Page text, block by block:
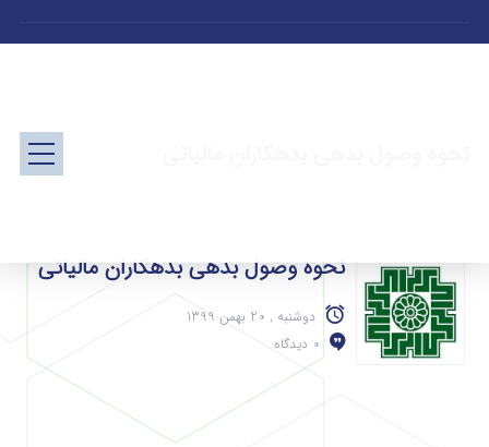
نحوه وصول بدهی بدهکاران مالیاتی
دوشنبه , 20 بهمن 1399
0 دیدگاه